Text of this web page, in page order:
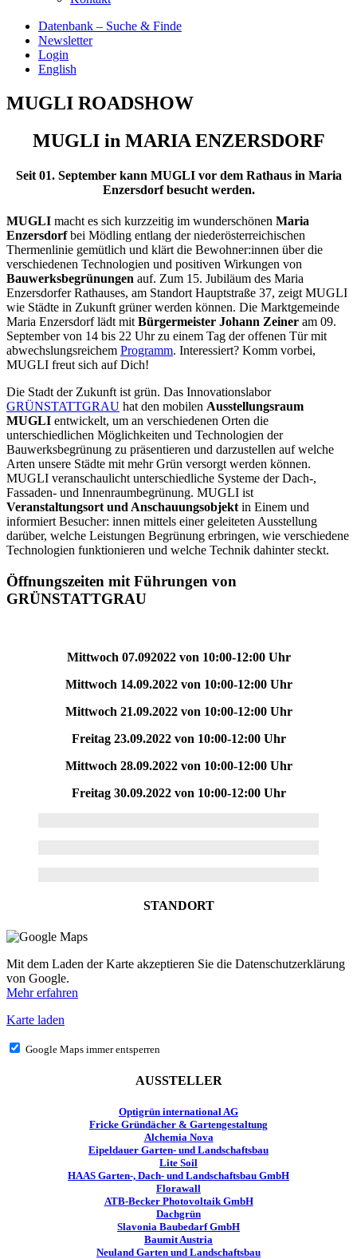
Datenbank – Suche & Finde
Newsletter
Login
English
MUGLI ROADSHOW
MUGLI in MARIA ENZERSDORF
Seit 01. September kann MUGLI vor dem Rathaus in Maria
Enzersdorf besucht werden.
MUGLI macht es sich kurzzeitig im wunderschönen Maria
Enzersdorfbei Mödling entlang der niederösterreichischen
Thermenlinie gemütlich und klärt die Bewohner:innen über die
verschiedenen Technologien und positiven Wirkungen von
Bauwerksbegrünungen auf. Zum 15. Jubiläum des Maria
Enzersdorfer Rathauses, am Standort Hauptstraße 37, zeigt MUGLI
wie Städte in Zukunft grüner werden können. Die Marktgemeinde
Maria Enzersdorf lädt mit Bürgermeister Johann Zeiner am 09.
September von 14 bis 22 Uhr zu einem Tag der offenen Tür mit
abwechslungsreichem Programm. Interessiert? Komm vorbei,
MUGLI freut sich auf Dich!
Die Stadt der Zukunft ist grün. Das Innovationslabor
GRÜNSTATTGRAU hat den mobilen Ausstellungsraum
MUGLI entwickelt, um an verschiedenen Orten die
unterschiedlichen Möglichkeiten und Technologien der
Bauwerksbegrünung zu präsentieren und darzustellen auf welche
Arten unsere Städte mit mehr Grün versorgt werden können.
MUGLI veranschaulicht unterschiedliche Systeme der Dach-,
Fassaden- und Innenraumbegrünung. MUGLI ist
Veranstaltungsort und Anschauungsobjekt in Einem und
informiert Besucher: innen mittels einer geleiteten Ausstellung
darüber, welche Leistungen Begrünung erbringen, wie verschiedene
Technologien funktionieren und welche Technik dahinter steckt.
Öffnungszeiten mit Führungen von
GRÜNSTATTGRAU
Mittwoch 07.092022 von 10:00-12:00 Uhr
Mittwoch 14.09.2022 von 10:00-12:00 Uhr
Mittwoch 21.09.2022 von 10:00-12:00 Uhr
Freitag 23.09.2022 von 10:00-12:00 Uhr
Mittwoch 28.09.2022 von 10:00-12:00 Uhr
Freitag 30.09.2022 von 10:00-12:00 Uhr
STANDORT
Mit dem Laden der Karte akzeptieren Sie die Datenschutzerklärung
von Google.
Mehr erfahren
Karte laden
Google Maps immer entsperren
AUSSTELLER
Optigrün international AG
Fricke Gründächer & Gartengestaltung
Alchemia Nova
Eipeldauer Garten- und Landschaftsbau
Lite Soil
HAAS Garten-, Dach- und Landschaftsbau GmbH
Florawall
ATB-Becker Photovoltaik GmbH
Dachgrün
Slavonia Baubedarf GmbH
Baumit Austria
Neuland Garten und Landschaftsbau